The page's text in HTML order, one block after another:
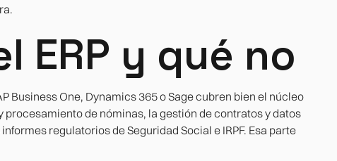
ERP y qué no
Business One, Dynamics 365 o Sage cubren bien el núcleo
de nóminas, la gestión de contratos y datos
regulatorios de Seguridad Social e IRPF. Esa parte